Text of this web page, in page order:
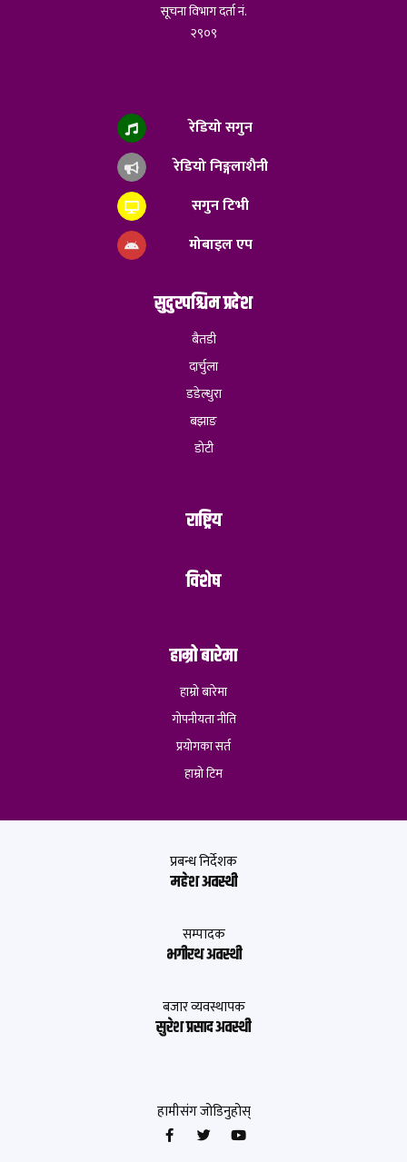
सूचना विभाग दर्ता नं.
२९०९
रेडियो सगुन
रेडियो निङ्गलाशैनी
सगुन टिभी
मोबाइल एप
सुदुरपश्चिम प्रदेश
बैतडी
दार्चुला
डडेल्धुरा
बझाङ
डोटी
राष्ट्रिय
विशेष
हाम्रो बारेमा
हाम्रो बारेमा
गोपनीयता नीति
प्रयोगका सर्त
हाम्रो टिम
प्रबन्ध निर्देशक
महेश अवस्थी
सम्पादक
भगीरथ अवस्थी
बजार व्यवस्थापक
सुरेश प्रसाद अवस्थी
हामीसंग जोडिनुहोस्